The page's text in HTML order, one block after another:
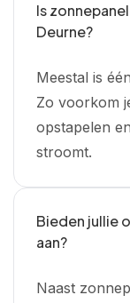
Is
Deurne?
Meestal is
Zo voorkom
opstapelen
stroomt.
Bieden jullie
aan?
Naast